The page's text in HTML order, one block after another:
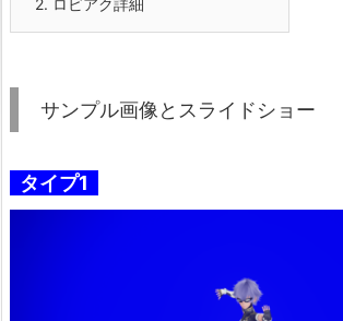
2. ロビアク詳細
サンプル画像とスライドショー
タイプ1